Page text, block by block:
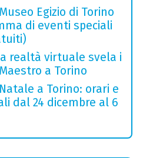
Egizio di Torino
di eventi speciali
realtà virtuale svela i
a Torino
a Torino: orari e
dal 24 dicembre al 6